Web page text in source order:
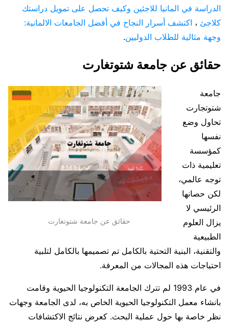
الدراسة في المانيا للاجئين وكيف تحصل على تمويل دراستك
كلاجئ ، اكتشف أسرار النجاح في أفضل الجامعات الالمانية:
وجهة مثالية للطلاب الدوليين.
حقائق عن جامعة شتوتغارت
حقائق عن جامعة شتوتغارت
جامعة
شتوتجارت
تحاول وضع
نفسها
كمؤسسة
تعليمية ذات
توجه عالمي،
لكن حصانها
الرئيسي لا
يزال العلوم
الطبيعية
والتقنية، البنية التحتية بالكامل تم تصميمها بالكامل لتلبية
احتياجات هذه المجالات من المعرفة.
في عام 1993 لم تترك الجامعة التكنولوجيا الحيوية وقامت
بانشاء معمل التكنولوجيا الحيوية الخاص به، لدى الجامعة وجهات
نظر خاصة بها حول عملية البحث. كعرض نتائج الاكتشافات